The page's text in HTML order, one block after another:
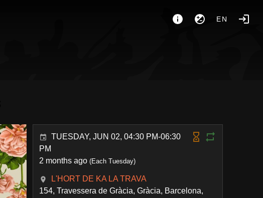
EN
TUESDAY, JUN 02, 04:30 PM-06:30
PM
2 months ago (Each Tuesday)
L'HORT DE KA LA TRAVA
154, Travessera de Gràcia, Gràcia, Barcelona,